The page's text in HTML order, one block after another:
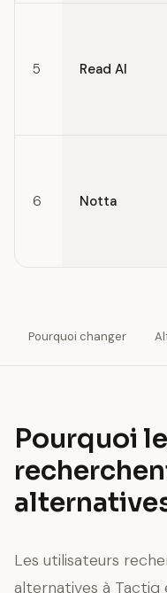
5 Read AI
6 Notta
Pourquoi changer
Pourquoi
Les utilisateurs
alternatives à Tactiq